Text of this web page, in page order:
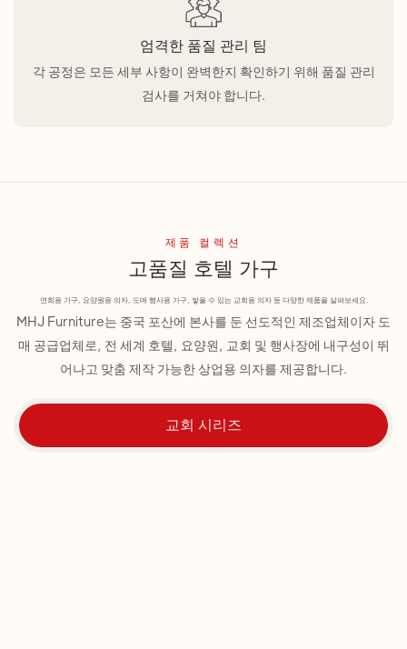
엄격한 품질 관리 팀
각 공정은 모든 세부 사항이 완벽한지 확인하기 위해 품질 관리
검사를 거쳐야 합니다.
제품 컬렉션
고품질 호텔 가구
연회용 가구, 요양원용 의자, 도매 행사용 가구, 쌓을 수 있는 교회용 의자 등 다양한 제품을 살펴보세요.
MHJ Furniture는 중국 포산에 본사를 둔 선도적인 제조업체이자 도
매 공급업체로, 전 세계 호텔, 요양원, 교회 및 행사장에 내구성이 뛰
어나고 맞춤 제작 가능한 상업용 의자를 제공합니다.
교회 시리즈